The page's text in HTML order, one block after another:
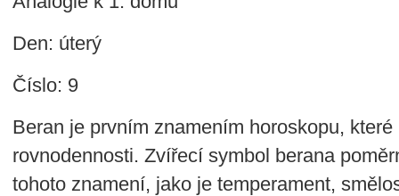
Den: úterý
Číslo: 9
Beran je prvním znamením horoskopu,
rovnodennosti. Zvířecí symbol berana
tohoto znamení, jako je temperament,